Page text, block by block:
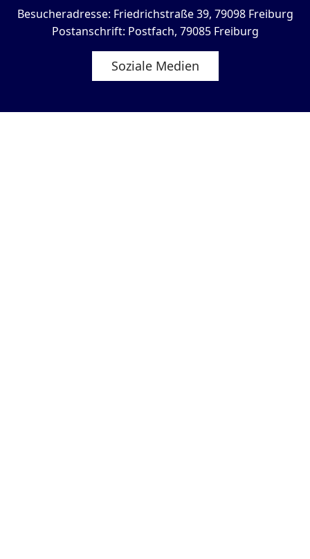
Besucheradresse: Friedrichstraße 39, 79098 Freiburg
Postanschrift: Postfach, 79085 Freiburg
Soziale Medien